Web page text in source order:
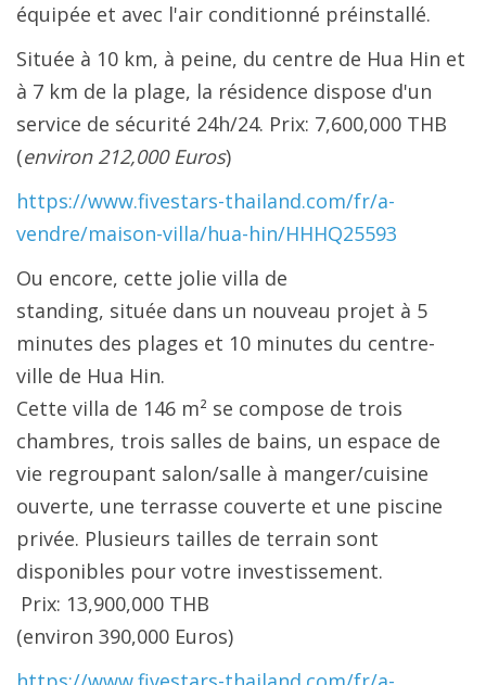
équipée et avec l'air conditionné préinstallé.
Située à 10 km, à peine, du centre de Hua Hin et
à 7 km de la plage, la résidence dispose d'un
service de sécurité 24h/24. Prix: 7,600,000 THB
(environ 212,000 Euros)
https://www.fivestars-thailand.com/fr/a-
vendre/maison-villa/hua-hin/HHHQ25593
Ou encore, cette jolie villa de
standing, située dans un nouveau projet à 5
minutes des plages et 10 minutes du centre-
ville de Hua Hin.
Cette villa de 146 m² se compose de trois
chambres, trois salles de bains, un espace de
vie regroupant salon/salle à manger/cuisine
ouverte, une terrasse couverte et une piscine
privée. Plusieurs tailles de terrain sont
disponibles pour votre investissement.
Prix: 13,900,000 THB
(environ 390,000 Euros)